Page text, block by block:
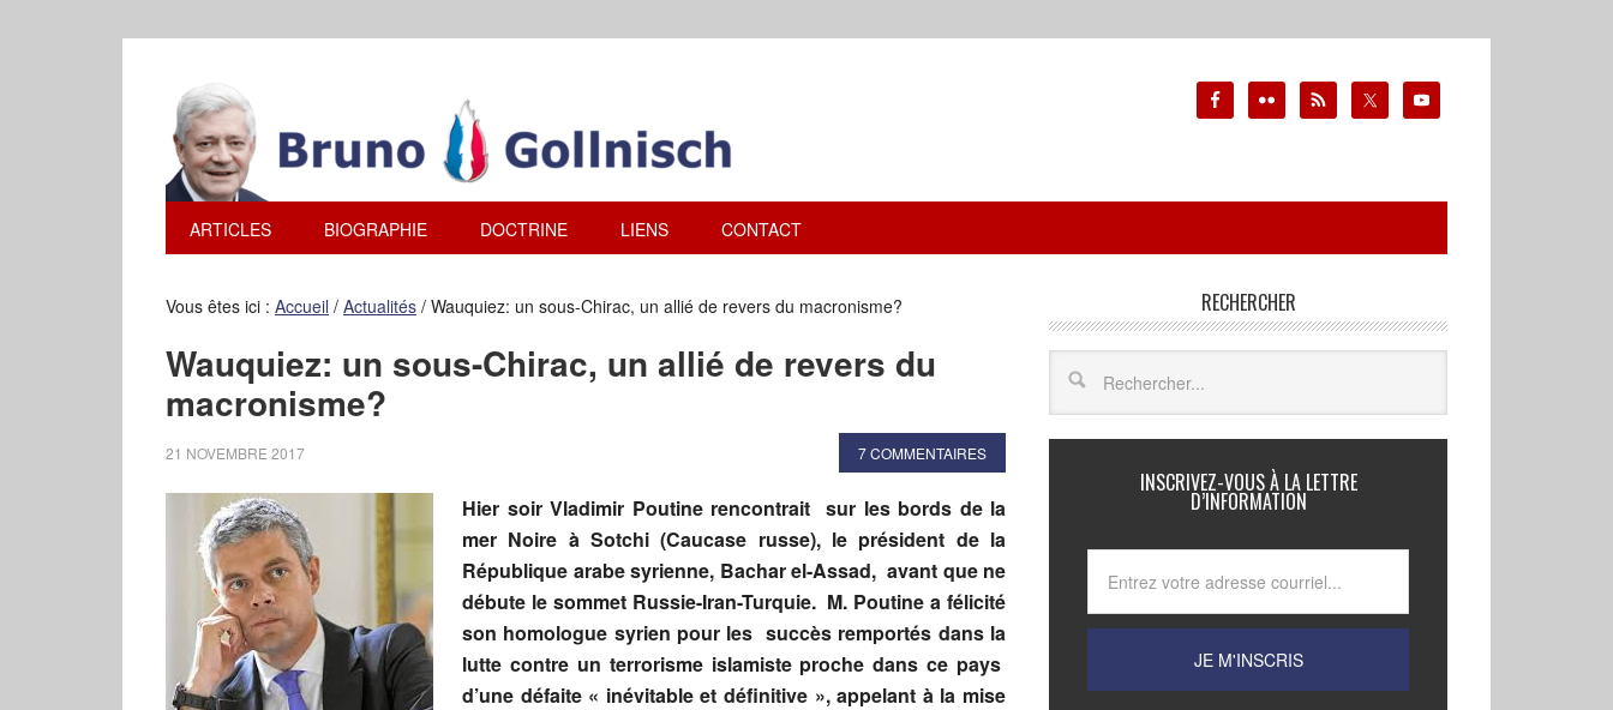
ARTICLES BIOGRAPHIE DOCTRINE LIENS CONTACT
Vous êtes ici : Accueil / Actualités / Wauquiez: un sous-Chirac, un allié de revers du macronisme?
Wauquiez: un sous-Chirac, un allié de revers du
macronisme?
21 NOVEMBRE 2017 7 COMMENTAIRES
Hier soir Vladimir Poutine rencontrait sur les bords de la
mer Noire à Sotchi (Caucase russe), le président de la
République arabe syrienne, Bachar el-Assad, avant que ne
débute le sommet Russie-Iran-Turquie. M. Poutine a félicité
son homologue syrien pour les succès remportés dans la
lutte contre un terrorisme islamiste proche dans ce pays
d’une défaite « inévitable et définitive », appelant à la mise
RECHERCHER
INSCRIVEZ-VOUS À LA LETTRE
D’INFORMATION